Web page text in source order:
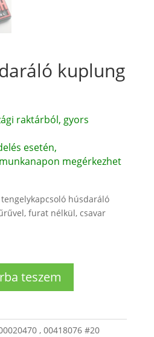
kuplung
raktárból, gyors
esetén,
megérkezhet
húsdaráló
furat nélkül, csavar
teszem
, 00418076 #20